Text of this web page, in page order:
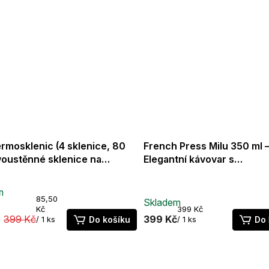
(4 sklenice, 80
sklenice na
399 Kč
Měrná
cena:
85,50
Kč
/ 1 ks
Do košíku
French Press Milu 350 ml –
Elegantní kávovar s
hodnocení
produktu
je
Skladem
399 Kč
Měrná
cena:
399 Kč
/ 1 ks
Do